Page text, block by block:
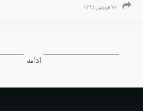
۲۸ فروردین ۱۳۹۸
ادامه